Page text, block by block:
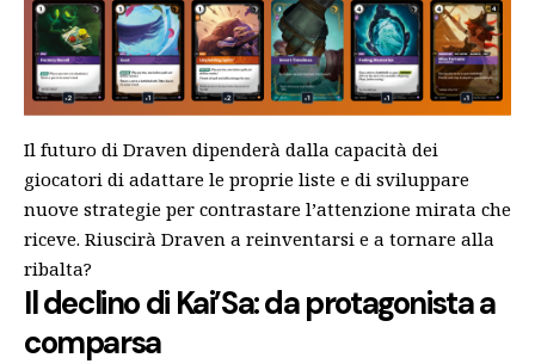
Il futuro di Draven dipenderà dalla capacità dei
giocatori di adattare le proprie liste e di sviluppare
nuove strategie per contrastare l’attenzione mirata che
riceve. Riuscirà Draven a reinventarsi e a tornare alla
ribalta?
Il declino di Kai’Sa: da protagonista a
comparsa